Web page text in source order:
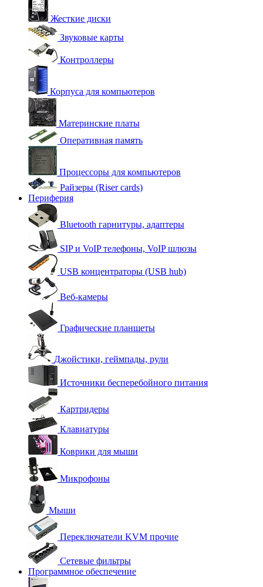
Жесткие диски
Звуковые карты
Контроллеры
Корпуса для компьютеров
Материнские платы
Оперативная память
Процессоры для компьютеров
Райзеры (Riser cards)
Периферия
Bluetooth гарнитуры, адаптеры
SIP и VoIP телефоны, VoIP шлюзы
USB концентраторы (USB hub)
Веб-камеры
Графические планшеты
Джойстики, геймпады, рули
Источники бесперебойного питания
Картридеры
Клавиатуры
Коврики для мыши
Микрофоны
Мыши
Переключатели KVM прочие
Сетевые фильтры
Программное обеспечение